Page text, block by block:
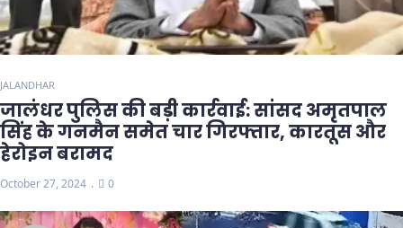
JALANDHAR
जालंधर पुलिस की बड़ी कार्रवाई: सांसद अमृतपाल
सिंह के गनमैन समेत चार गिरफ्तार, कारतूस और
हेरोइन बरामद
October 27, 2024 0